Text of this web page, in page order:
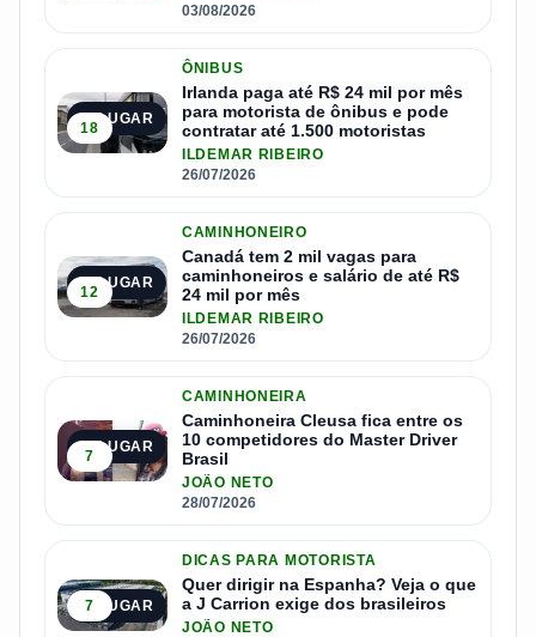
03/08/2026
2º LUGAR
18
ÔNIBUS
Irlanda paga até R$ 24 mil por mês
para motorista de ônibus e pode
contratar até 1.500 motoristas
ILDEMAR RIBEIRO
26/07/2026
3º LUGAR
12
CAMINHONEIRO
Canadá tem 2 mil vagas para
caminhoneiros e salário de até R$
24 mil por mês
ILDEMAR RIBEIRO
26/07/2026
4º LUGAR
7
CAMINHONEIRA
Caminhoneira Cleusa fica entre os
10 competidores do Master Driver
Brasil
JOÃO NETO
28/07/2026
5º LUGAR
7
DICAS PARA MOTORISTA
Quer dirigir na Espanha? Veja o que
a J Carrion exige dos brasileiros
JOÃO NETO